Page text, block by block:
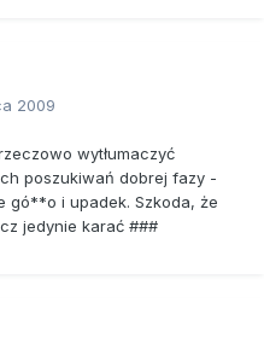
2009
wytłumaczyć
poszukiwań dobrej fazy -
gó**o i upadek. Szkoda, że
jedynie karać ###